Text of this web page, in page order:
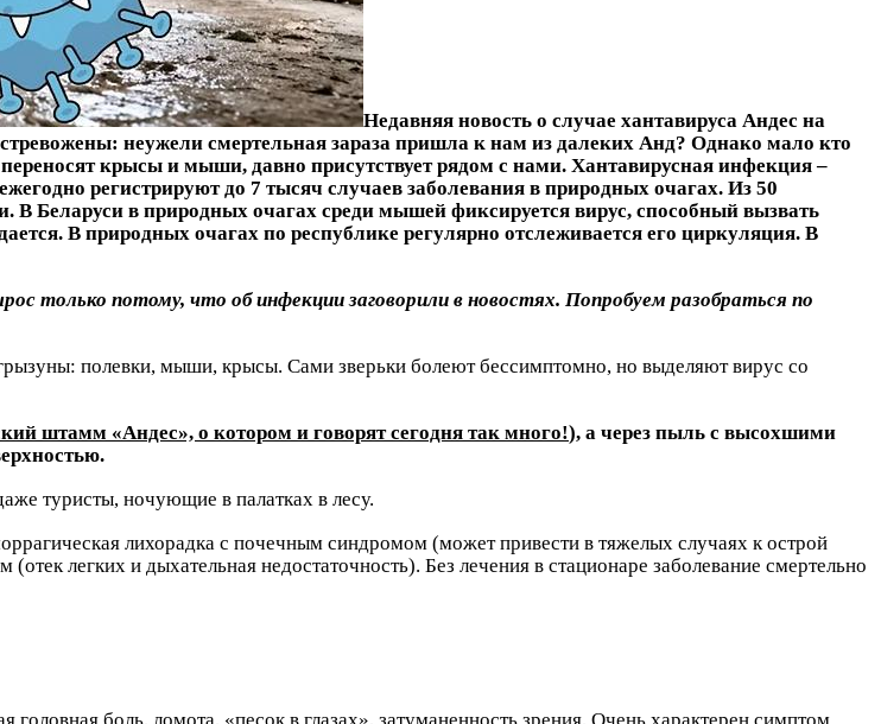
Недавняя новость о случае хантавируса Андес на
неужели смертельная зараза пришла к нам из далеких Анд? Однако мало кто
крысы и мыши, давно присутствует рядом с нами. Хантавирусная инфекция –
регистрируют до 7 тысяч случаев заболевания в природных очагах. Из 50
В Беларуси в природных очагах среди мышей фиксируется вирус, способный вызвать
В природных очагах по республике регулярно отслеживается его циркуляция. В
только потому, что об инфекции заговорили в новостях. Попробуем разобраться по
полевки, мыши, крысы. Сами зверьки болеют бессимптомно, но выделяют вирус со
штамм «Андес», о котором и говорят сегодня так много!), а через пыль с высохшими
туристы, ночующие в палатках в лесу.
лихорадка с почечным синдромом (может привести в тяжелых случаях к острой
легких и дыхательная недостаточность). Без лечения в стационаре заболевание смертельно